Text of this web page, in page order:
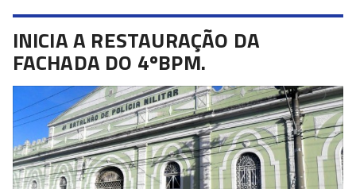
INICIA A RESTAURAÇÃO DA
FACHADA DO 4ºBPM.